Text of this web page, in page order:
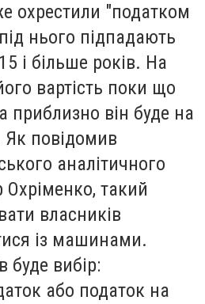
охрестили "податком
нього підпадають
і більше років. На
вартість поки що
приблизно він буде на
Як повідомив
аналітичного
такий
власників
із машинами.
буде вибір:
або податок на